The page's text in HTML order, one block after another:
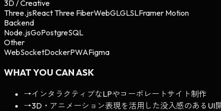
3D / Creative
Three.jsReact Three FiberWebGLGLSLFramer Motion
Backend
Node.jsGoPostgreSQL
Other
WebSocketDockerPWAFigma
WHAT YOU CAN ASK
→インタラクティブなLPやコーポレートサイト制作
→3D・アニメーション表現を活用した没入感のあるUI